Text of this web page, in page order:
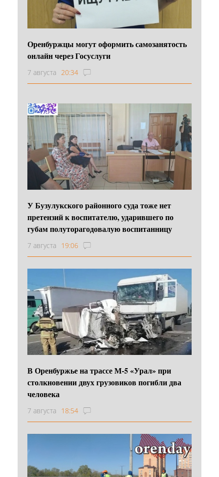
Оренбуржцы могут оформить самозанятость
онлайн через Госуслуги
7 августа 20:34
У Бузулукского районного суда тоже нет
претензий к воспитателю, ударившего по
губам полуторагодовалую воспитанницу
7 августа 19:06
В Оренбуржье на трассе М-5 «Урал» при
столкновении двух грузовиков погибли два
человека
7 августа 18:54